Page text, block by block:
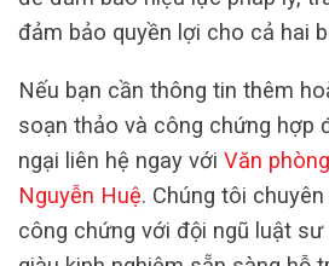
đảm bảo quyền lợi cho cả hai
Nếu bạn cần thông tin thêm
soạn thảo và công chứng hợp
ngại liên hệ ngay với Văn
Nguyễn Huệ. Chúng tôi
công chứng với đội ngũ luật